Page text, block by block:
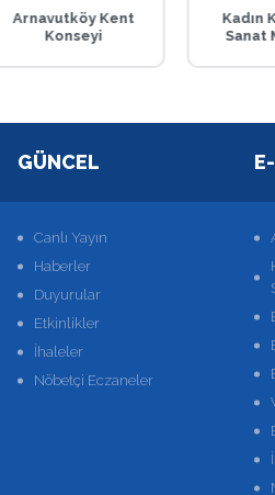
Arnavutköy Kent
Konseyi
Kadın
Sanat
GÜNCEL
Canlı Yayın
Haberler
Duyurular
Etkinlikler
İhaleler
Nöbetçi Eczaneler